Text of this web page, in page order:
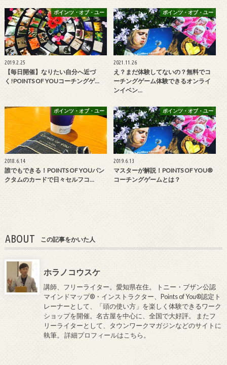
ポインツ・オブ・ユー
2019.2.25
【毎日開催】なりたい自分へ近づ
く!POINTS OF YOUコーチングゲ…
ポインツ・オブ・ユー
2021.11.26
え？まだ体験してないの？無料でコ
ーチングゲーム体験できるオンライ
ンイベン…
ポインツ・オブ・ユー
2018.6.14
誰でもできる！POINTS OF YOUパン
クタムのカードで日々セルフコ…
ポインツ・オブ・ユー
2019.6.13
マスターが解説！POINTS OF YOU®
コーチングゲームとは？
ABOUT この記事をかいた人
ホラノコウスケ
講師、フリーライター。愛知県在住。 トニー・ブザン公認
マインドマップ®・インストラクター、Points of You®認定ト
レーナーとして、「頭の使い方」を楽しく体験できるワーク
ショップを開催。名古屋を中心に、全国で大好評。 またフ
リーライターとして、タウンワークマガジンなどのサイトに
執筆。詳細プロフィールはこちら。